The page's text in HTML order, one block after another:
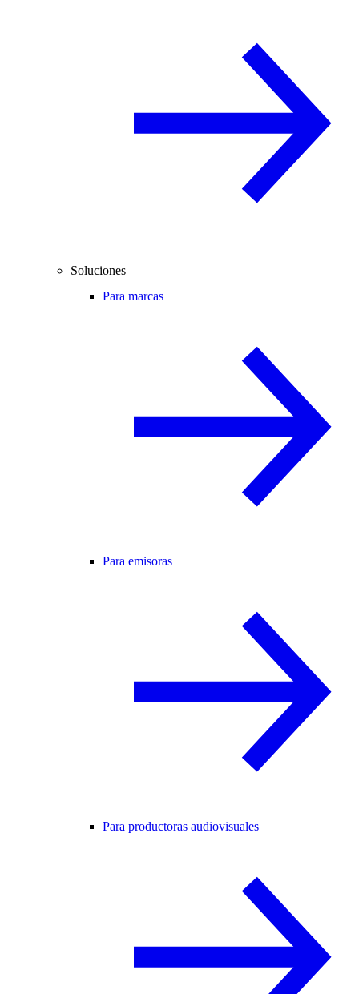
Soluciones
Para marcas
Para emisoras
Para productoras audiovisuales